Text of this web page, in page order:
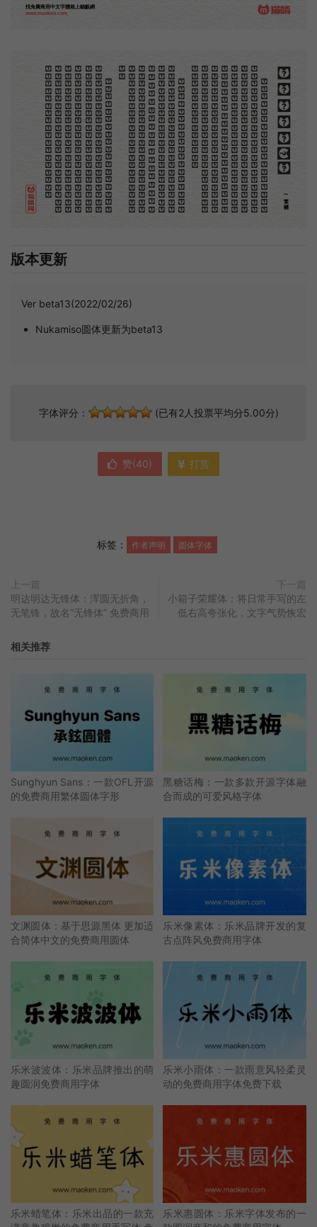
找免費商用中文字體就上貓齦網
www.maoken.com
木刻創作法·序
地
不
問
東
西
，
凡
木
刻
的
圖
版
，
向
來
是
畫
管
畫，
刻
管
刻
，
印
管
印
的
。
中
國
用
得
最
早
，
而
照
例也
久
經
衰
退
；
清
光
緒
中
，
英
人
傅
蘭
雅
氏
編
印
《格
致
彙
編
》
，
插
圖
就
已
非
中
國
刻
工
所
能
刻
，
精細
的
必
需
由
英
國
運
了
圖
版
來
。
那
就
是
所
謂
「木
口
木
刻
」
，
也
即
「
複
製
木
刻
」
，
和
用
在
編
給印
度
人
讀
的
英
文
書
，
後
來
也
就
移
給
中
國
人
讀
的英
文
書
上
的
插
畫
，
是
同
類
的
。
那
時
我
還
是
一
個
兒
童
，
見
了
這
些
圖
，
便
震
驚於
它
的
精
工
活
潑
，
當
作
寶
貝
看
。
到
近
幾
年
，
才知
道
西
洋
還
有
一
種
由
畫
家
一
手
造
成
的
版
畫
，
也就
是
原
畫
，
倘
用
木
版
，
便
叫
作
「
創
作
木
刻」
，
是
藝
術
家
直
接
的
創
作
品
，
毫
不
假
手
於
刻
者和
印
者
的
。
現
在
我
們
所
要
紹
介
的
，
便
是
這
一
種
。
但
是
至
今
沒
有
一
本
講
說
木
刻
的
書
，
這
才
是
第一
本
。
雖
然
稍
簡
略
，
卻
已
經
給
了
讀
者
一
個
大
意。
由
此
發
展
下
去
，
路
是
廣
大
得
很
。
題
材
會
豐
富起
來
的
，
技
藝
也
會
精
煉
起
來
的
，
採
取
新
法
，
加以
中
國
舊
日
之
所
長
，
還
有
開
出
一
條
新
的
路
徑
來的
希
望
。
那
時
作
者
各
將
自
己
的
本
領
和
心
得
，
貢獻
出
來
，
中
國
的
木
刻
界
就
會
發
生
光
焰
。
(繁體)
版本更新
Ver beta13(2022/02/26)
Nukamiso圆体更新为beta13
字体评分： (已有2人投票平均分5.00分)
赞(40) 打赏
标签： 作者声明 圆体字体
上一篇
明达明达无锋体：浑圆无折角，
无笔锋，故名“无锋体” 免费商用
下一篇
小箱子荣耀体：将日常手写的左
低右高夸张化，文字气势恢宏
相关推荐
Sunghyun Sans：一款OFL开源
的免费商用繁体圆体字形
黑糖话梅：一款多款开源字体融
合而成的可爱风格字体
文渊圆体：基于思源黑体 更加适
合简体中文的免费商用圆体
乐米像素体：乐米品牌开发的复
古点阵风免费商用字体
乐米波波体：乐米品牌推出的萌
趣圆润免费商用字体
乐米小雨体：一款雨意风轻柔灵
动的免费商用字体免费下载
乐米蜡笔体：乐米出品的一款充
乐米惠圆体：乐米字体发布的一